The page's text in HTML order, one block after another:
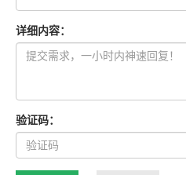
详细内容：
验证码：